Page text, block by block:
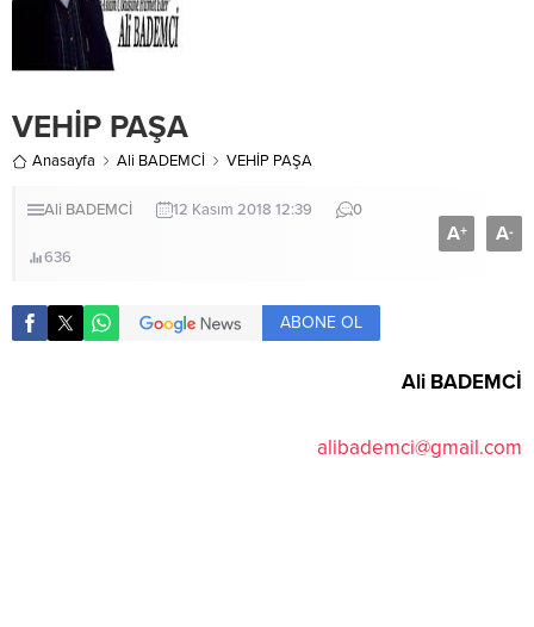
VEHİP PAŞA
Anasayfa Ali BADEMCİ VEHİP PAŞA
Ali BADEMCİ 12 Kasım 2018 12:39 0
636
A+ A-
ABONE OL
Ali BADEMCİ
alibademci@gmail.com